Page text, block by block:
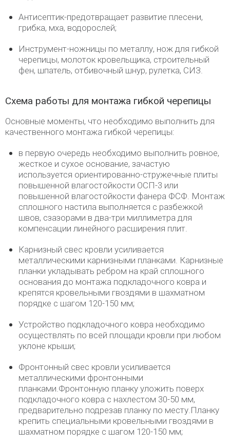
Антисептик-предотвращает развитие плесени,
грибка, мха, водорослей;
Инструмент-ножницы по металлу, нож для гибкой
черепицы, молоток кровельщика, строительный
фен, шпатель, отбивочный шнур, рулетка, СИЗ.
Схема работы для монтажа гибкой черепицы
Основные моменты, что необходимо выполнить для
качественного монтажа гибкой черепицы:
в первую очередь необходимо выполнить ровное,
жесткое и сухое основание, зачастую
используется ориентированно-стружечные плиты
повышенной влагостойкости ОСП-3 или
повышенной влагостойкости фанера ФСФ. Монтаж
сплошного настила выполняется с разбежкой
швов, сзазорами в два-три миллиметра для
компенсации линейного расширения плит.
Карнизный свес кровли усиливается
металлическими карнизными планками. Карнизные
планки укладывать ребром на край сплошного
основания до монтажа подкладочного ковра и
крепятся кровельными гвоздями в шахматном
порядке с шагом 120-150 мм;
Устройство подкладочного ковра необходимо
осуществлять по всей площади кровли при любом
уклоне крыши;
Фронтонный свес кровли усиливается
металлическими фронтонными
планками.Фронтонную планку уложить поверх
подкладочного ковра с нахлестом 30-50 мм,
предварительно подрезав планку по месту.Планку
крепить специальными кровельными гвоздями в
шахматном порядке с шагом 120-150 мм;